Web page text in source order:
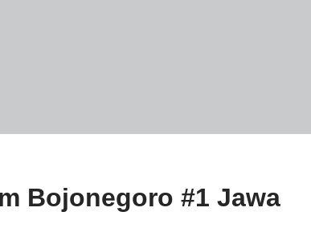
Bojonegoro #1 Jawa